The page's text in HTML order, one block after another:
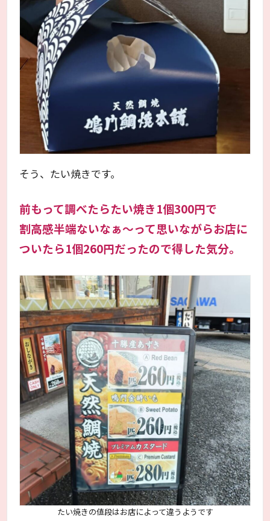
そう、たい焼きです。
前もって調べたらたい焼き1個300円で
割高感半端ないなぁ～って思いながらお店に
ついたら1個260円だったので得した気分。
たい焼きの値段はお店によって違うようです